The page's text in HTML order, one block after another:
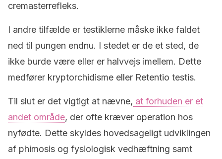
cremasterrefleks.
I andre tilfælde er testiklerne måske ikke faldet
ned til pungen endnu. I stedet er de et sted, de
ikke burde være eller er halvvejs imellem. Dette
medfører kryptorchidisme eller Retentio testis.
Til slut er det vigtigt at nævne, at forhuden er et
andet område, der ofte kræver operation hos
nyfødte. Dette skyldes hovedsageligt udviklingen
af phimosis og fysiologisk vedhæftning samt